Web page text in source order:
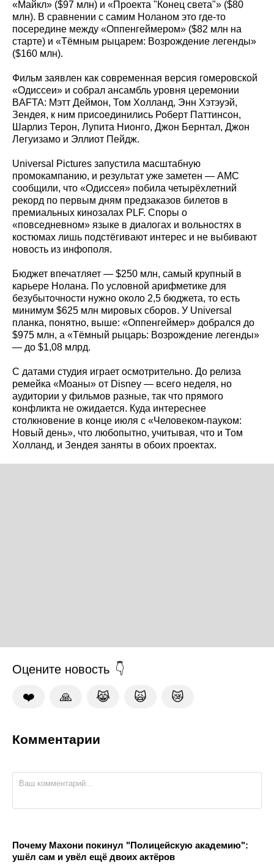
«Майкл» ($97 млн) и «Проекта "Конец света"» ($80
млн). В сравнении с самим Ноланом это где‑то
посередине между «Оппенгеймером» ($82 млн на
старте) и «Тёмным рыцарем: Возрождение легенды»
($160 млн).
Фильм заявлен как современная версия гомеровской
«Одиссеи» и собрал ансамбль уровня церемонии
BAFTA: Мэтт Деймон, Том Холланд, Энн Хэтэуэй,
Зендея, к ним присоединились Роберт Паттинсон,
Шарлиз Терон, Лупита Нионго, Джон Бернтал, Джон
Легуизамо и Эллиот Пейдж.
Universal Pictures запустила масштабную
промокампанию, и результат уже заметен — AMC
сообщили, что «Одиссея» побила четырёхлетний
рекорд по первым дням предзаказов билетов в
премиальных кинозалах PLF. Споры о
«повседневном» языке в диалогах и вольностях в
костюмах лишь подстёгивают интерес и не выбивают
новость из инфополя.
Бюджет впечатляет — $250 млн, самый крупный в
карьере Нолана. По условной арифметике для
безубыточности нужно около 2,5 бюджета, то есть
минимум $625 млн мировых сборов. У Universal
планка, понятно, выше: «Оппенгеймер» добрался до
$975 млн, а «Тёмный рыцарь: Возрождение легенды»
— до $1,08 млрд.
С датами студия играет осмотрительно. До релиза
ремейка «Моаны» от Disney — всего неделя, но
аудитории у фильмов разные, так что прямого
конфликта не ожидается. Куда интереснее
столкновение в конце июля с «Человеком-пауком:
Новый день», что любопытно, учитывая, что и Том
Холланд, и Зендея заняты в обоих проектах.
Оцените новость
❤️ 🙏 😹 🙀 😿
Комментарии
Почему Махони покинул "Полицейскую академию":
ушёл сам и увёл ещё двоих актёров